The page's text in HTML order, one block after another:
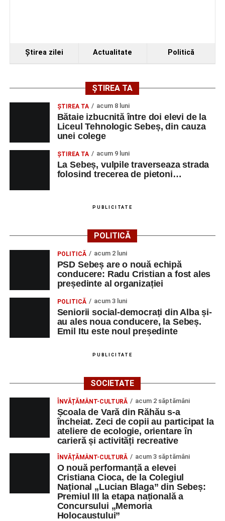
Ştirea zilei Actualitate Politică
ȘTIREA TA
ŞTIREA TA acum 8 luni
Bătaie izbucnită între doi elevi de la
Liceul Tehnologic Sebeș, din cauza
unei colege
ŞTIREA TA acum 9 luni
La Sebeș, vulpile traverseaza strada
folosind trecerea de pietoni…
PUBLICITATE
POLITICĂ
POLITICĂ acum 2 luni
PSD Sebeș are o nouă echipă
conducere: Radu Cristian a fost ales
președinte al organizației
POLITICĂ acum 3 luni
Seniorii social-democrați din Alba și-
au ales noua conducere, la Sebeș.
Emil Itu este noul președinte
PUBLICITATE
SOCIETATE
ÎNVĂȚĂMÂNT-CULTURĂ acum 2 săptămâni
Școala de Vară din Răhău s-a
încheiat. Zeci de copii au participat la
ateliere de ecologie, orientare în
carieră și activități recreative
ÎNVĂȚĂMÂNT-CULTURĂ acum 3 săptămâni
O nouă performanță a elevei
Cristiana Cioca, de la Colegiul
Național „Lucian Blaga” din Sebeș:
Premiul III la etapa națională a
Concursului „Memoria
Holocaustului”